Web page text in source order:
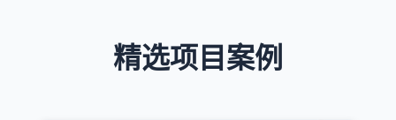
精选项目案例